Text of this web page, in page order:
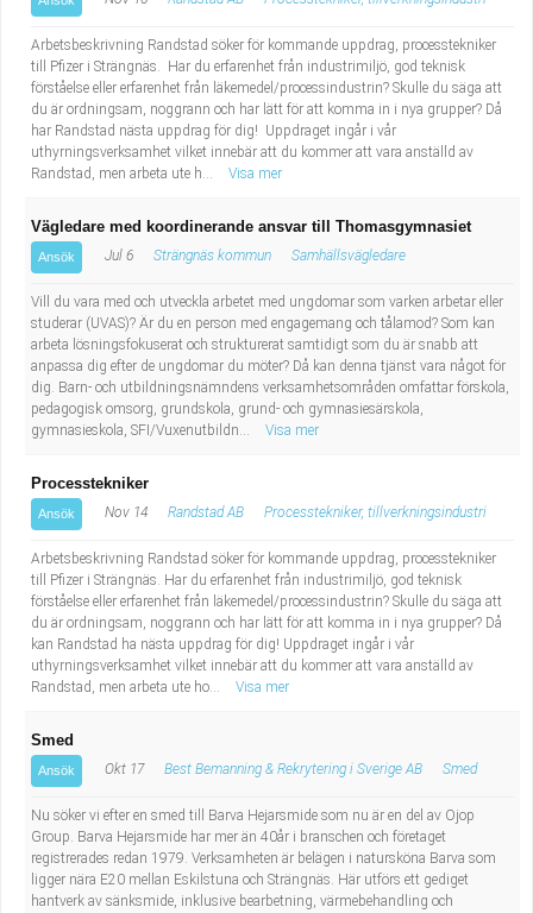
Arbetsbeskrivning Randstad söker för kommande uppdrag, processtekniker
till Pfizer i Strängnäs. Har du erfarenhet från industrimiljö, god teknisk
förståelse eller erfarenhet från läkemedel/processindustrin? Skulle du säga att
du är ordningsam, noggrann och har lätt för att komma in i nya grupper? Då
har Randstad nästa uppdrag för dig! Uppdraget ingår i vår
uthyrningsverksamhet vilket innebär att du kommer att vara anställd av
Randstad, men arbeta ute h...
Visa mer
Vägledare med koordinerande ansvar till Thomasgymnasiet
Ansök Jul 6 Strängnäs kommun Samhällsvägledare
Vill du vara med och utveckla arbetet med ungdomar som varken arbetar eller
studerar (UVAS)? Är du en person med engagemang och tålamod? Som kan
arbeta lösningsfokuserat och strukturerat samtidigt som du är snabb att
anpassa dig efter de ungdomar du möter? Då kan denna tjänst vara något för
dig. Barn- och utbildningsnämndens verksamhetsområden omfattar förskola,
pedagogisk omsorg, grundskola, grund- och gymnasiesärskola,
gymnasieskola, SFI/Vuxenutbildn...
Visa mer
Processtekniker
Ansök Nov 14 Randstad AB Processtekniker, tillverkningsindustri
Arbetsbeskrivning Randstad söker för kommande uppdrag, processtekniker
till Pfizer i Strängnäs. Har du erfarenhet från industrimiljö, god teknisk
förståelse eller erfarenhet från läkemedel/processindustrin? Skulle du säga att
du är ordningsam, noggrann och har lätt för att komma in i nya grupper? Då
kan Randstad ha nästa uppdrag för dig! Uppdraget ingår i vår
uthyrningsverksamhet vilket innebär att du kommer att vara anställd av
Randstad, men arbeta ute ho...
Visa mer
Smed
Ansök Okt 17 Best Bemanning & Rekrytering i Sverige AB Smed
Nu söker vi efter en smed till Barva Hejarsmide som nu är en del av Ojop
Group. Barva Hejarsmide har mer än 40år i branschen och företaget
registrerades redan 1979. Verksamheten är belägen i natursköna Barva som
ligger nära E20 mellan Eskilstuna och Strängnäs. Här utförs ett gediget
hantverk av sänksmide, inklusive bearbetning, värmebehandling och